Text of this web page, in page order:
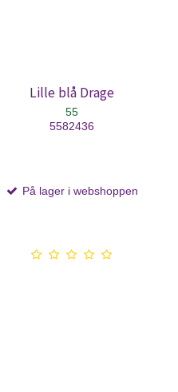
Lille blå Drage
55
5582436
På lager i webshoppen